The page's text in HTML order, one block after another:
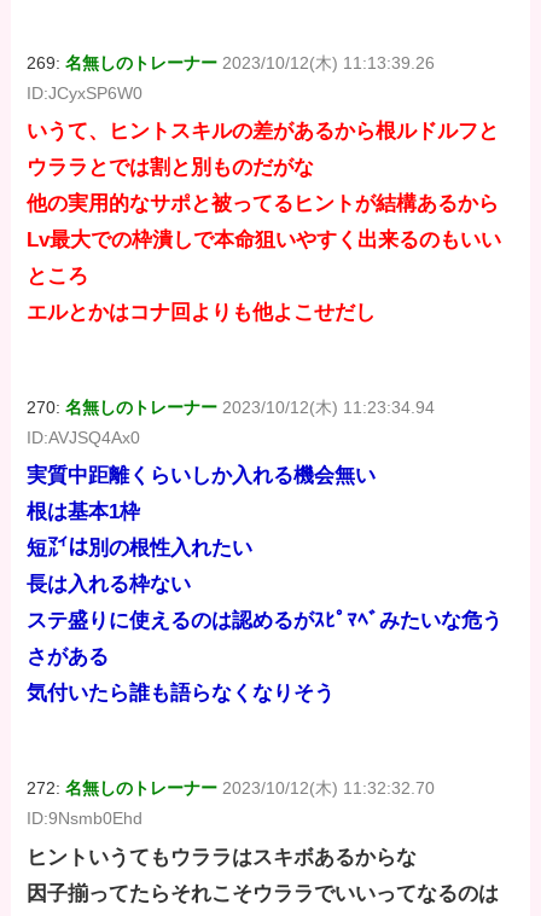
269:名無しのトレーナー 2023/10/12(木) 11:13:39.26
ID:JCyxSP6W0
いうて、ヒントスキルの差があるから根ルドルフと
ウララとでは割と別ものだがな
他の実用的なサポと被ってるヒントが結構あるから
Lv最大での枠潰しで本命狙いやすく出来るのもいい
ところ
エルとかはコナ回よりも他よこせだし
270:名無しのトレーナー 2023/10/12(木) 11:23:34.94
ID:AVJSQ4Ax0
実質中距離くらいしか入れる機会無い
根は基本1枠
短㍄は別の根性入れたい
長は入れる枠ない
ステ盛りに使えるのは認めるがｽﾋﾟﾏﾍﾞみたいな危う
さがある
気付いたら誰も語らなくなりそう
272:名無しのトレーナー 2023/10/12(木) 11:32:32.70
ID:9Nsmb0Ehd
ヒントいうてもウララはスキボあるからな
因子揃ってたらそれこそウララでいいってなるのは